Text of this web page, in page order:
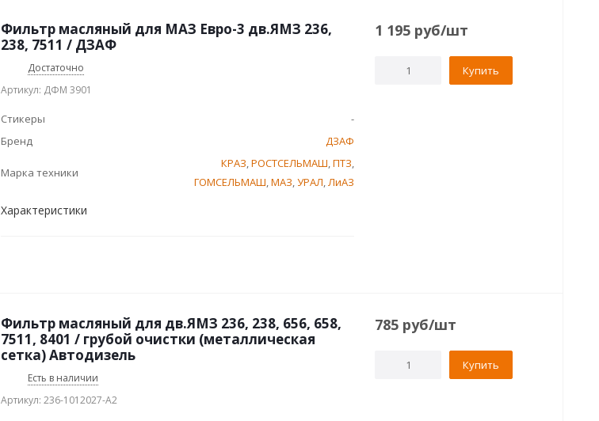
Фильтр масляный для МАЗ Евро-3 дв.ЯМЗ 236,
238, 7511 / ДЗАФ
Достаточно
Артикул: ДФМ 3901
Стикеры
-
Бренд
ДЗАФ
Марка техники
КРАЗ,РОСТСЕЛЬМАШ,ПТЗ,
ГОМСЕЛЬМАШ,МАЗ,УРАЛ,ЛиАЗ
Характеристики
1 195 руб/шт
Купить
Фильтр масляный для дв.ЯМЗ 236, 238, 656, 658,
7511, 8401 / грубой очистки (металлическая
сетка) Автодизель
Есть в наличии
Артикул: 236-1012027-А2
785 руб/шт
Купить